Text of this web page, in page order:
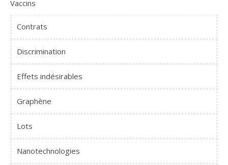
Vaccins
Contrats
Discrimination
Effets indésirables
Graphène
Lots
Nanotechnologies